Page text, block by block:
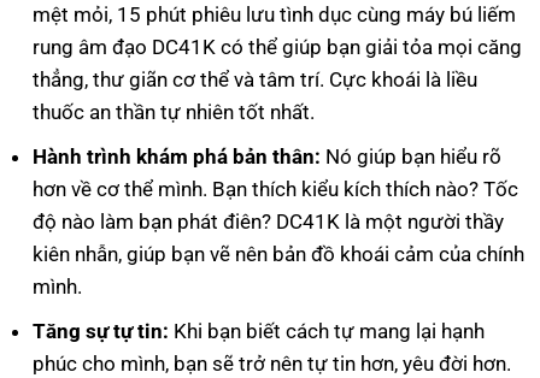
mệt mỏi, 15 phút phiêu lưu tình dục cùng máy bú liếm
rung âm đạo DC41K có thể giúp bạn giải tỏa mọi căng
thẳng, thư giãn cơ thể và tâm trí. Cực khoái là liều
thuốc an thần tự nhiên tốt nhất.
Hành trình khám phá bản thân: Nó giúp bạn hiểu rõ
hơn về cơ thể mình. Bạn thích kiểu kích thích nào? Tốc
độ nào làm bạn phát điên? DC41K là một người thầy
kiên nhẫn, giúp bạn vẽ nên bản đồ khoái cảm của chính
mình.
Tăng sự tự tin: Khi bạn biết cách tự mang lại hạnh
phúc cho mình, bạn sẽ trở nên tự tin hơn, yêu đời hơn.